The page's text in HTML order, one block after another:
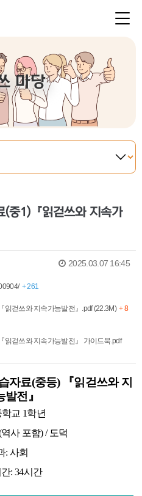
마당
(중1)『읽걷쓰와 지속가
2025.03.07 16:45
+ 261
읽걷쓰와 지속가능발전』.pdf (22.3M)+ 8
걷쓰와 지속가능발전』 가이드북.pdf
자료(중등) 『읽걷쓰와 지
발전』
학교 1학년
사 포함) / 도덕
: 사회
간: 34시간